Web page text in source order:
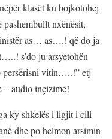
klasët ku bojkotohej
pashembullt nxënësit,
as… as….! që do ja
s’do ju arsyetohën
vitin…..!” etj
– audio inçizime!
ky shkelës i ligjit i cili
dhe po helmon arsimin